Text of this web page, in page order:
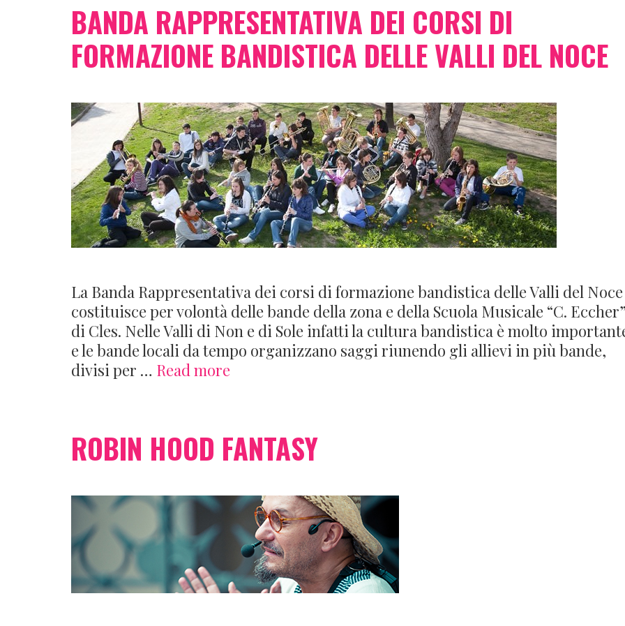
BANDA RAPPRESENTATIVA DEI CORSI DI
FORMAZIONE BANDISTICA DELLE VALLI DEL NOCE
La Banda Rappresentativa dei corsi di formazione bandistica delle Valli del
costituisce per volontà delle bande della zona e della Scuola Musicale “C.
di Cles. Nelle Valli di Non e di Sole infatti la cultura bandistica è molto
e le bande locali da tempo organizzano saggi riunendo gli allievi in più bande,
divisi per … Read more
di
formazione
delle
Valli
del
Noce
ROBIN HOOD FANTASY